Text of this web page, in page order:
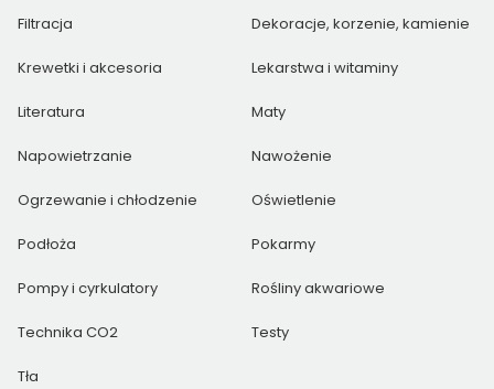
Filtracja Dekoracje, korzenie, kamienie
Krewetki i akcesoria Lekarstwa i witaminy
Literatura Maty
Napowietrzanie Nawożenie
Ogrzewanie i chłodzenie Oświetlenie
Podłoża Pokarmy
Pompy i cyrkulatory Rośliny akwariowe
Technika CO2 Testy
Tła